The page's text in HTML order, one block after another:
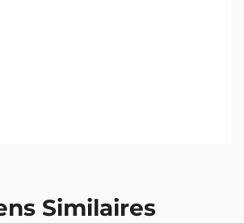
AZOHOUE Nous mettons en
de 3 Hectares ensemble avec TF
à Tori Azohoue en pleins village
200m du domaine, 4
13,5millions négociable
Commission immobilière
Similaires